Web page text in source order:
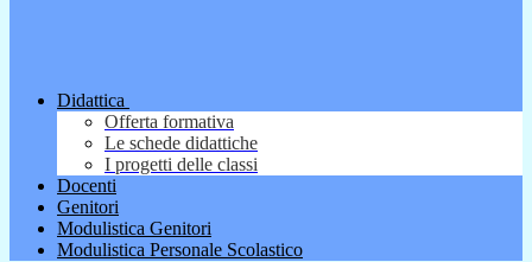
Didattica
Offerta formativa
Le schede didattiche
I progetti delle classi
Docenti
Genitori
Modulistica Genitori
Modulistica Personale Scolastico